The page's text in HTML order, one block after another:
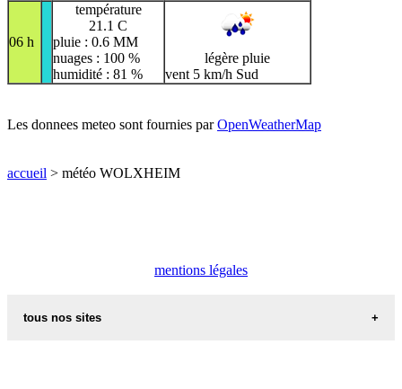
06 h
température
21.1 C
pluie : 0.6 MM
nuages : 100 %
humidité : 81 %
légère pluie
vent 5 km/h Sud
Les donnees meteo sont fournies parOpenWeatherMap
accueil > météo WOLXHEIM
mentions légales
tous nos sites